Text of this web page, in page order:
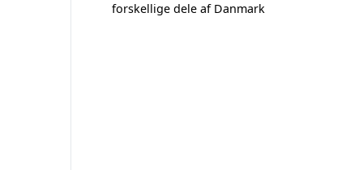
forskellige dele af Danmark